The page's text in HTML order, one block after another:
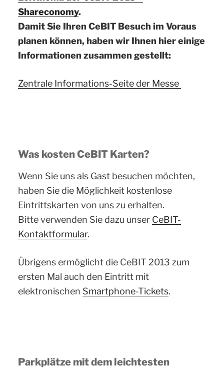
Shareconomy.
Damit Sie Ihren CeBIT Besuch im Voraus
planen können, haben wir Ihnen hier einige
Informationen zusammen gestellt:
Zentrale Informations-Seite der Messe
Was kosten CeBIT Karten?
Wenn Sie uns als Gast besuchen möchten,
haben Sie die Möglichkeit kostenlose
Eintrittskarten von uns zu erhalten.
Bitte verwenden Sie dazu unser CeBIT-
Kontaktformular.
Übrigens ermöglicht die CeBIT 2013 zum
ersten Mal auch den Eintritt mit
elektronischen Smartphone-Tickets.
Parkplätze mit dem leichtesten